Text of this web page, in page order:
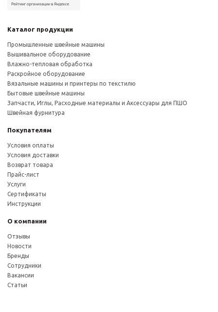
Каталог продукции
Промышленные швейные машины
Вышивальное оборудование
Влажно-тепловая обработка
Раскройное оборудование
Вязальные машины и принтеры по текстилю
Бытовые швейные машины
Запчасти, Иглы, Расходные материалы и Аксессуары для ПШО
Швейная фурнитура
Покупателям
Условия оплаты
Условия доставки
Возврат товара
Прайс-лист
Услуги
Сертификаты
Инструкции
О компании
Отзывы
Новости
Бренды
Сотрудники
Вакансии
Статьи